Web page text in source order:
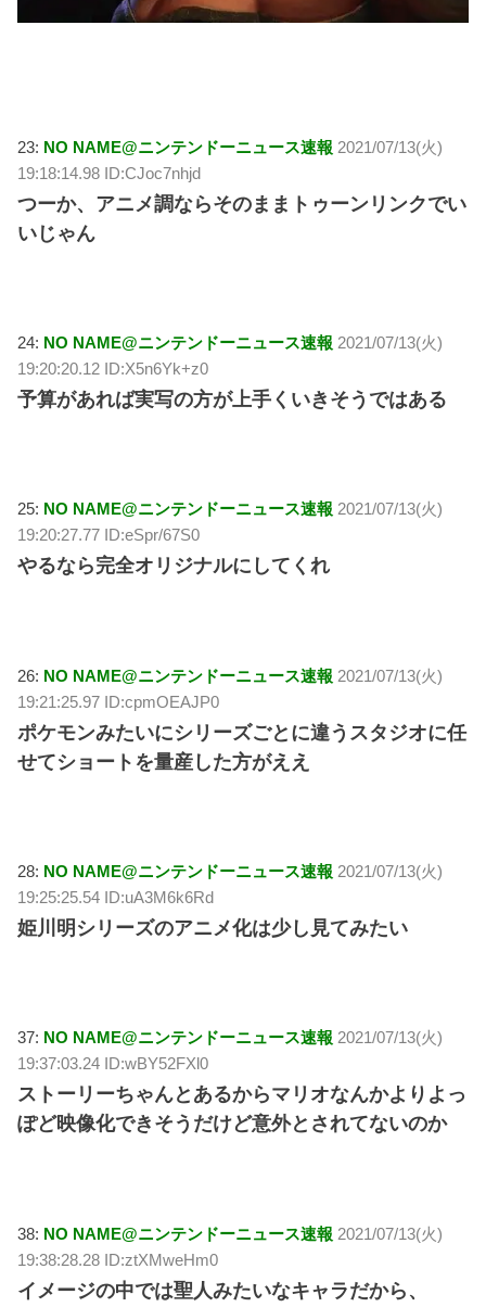
23: NO NAME@ニンテンドーニュース速報 2021/07/13(火)
19:18:14.98 ID:CJoc7nhjd
つーか、アニメ調ならそのままトゥーンリンクでい
いじゃん
24: NO NAME@ニンテンドーニュース速報 2021/07/13(火)
19:20:20.12 ID:X5n6Yk+z0
予算があれば実写の方が上手くいきそうではある
25: NO NAME@ニンテンドーニュース速報 2021/07/13(火)
19:20:27.77 ID:eSpr/67S0
やるなら完全オリジナルにしてくれ
26: NO NAME@ニンテンドーニュース速報 2021/07/13(火)
19:21:25.97 ID:cpmOEAJP0
ポケモンみたいにシリーズごとに違うスタジオに任
せてショートを量産した方がええ
28: NO NAME@ニンテンドーニュース速報 2021/07/13(火)
19:25:25.54 ID:uA3M6k6Rd
姫川明シリーズのアニメ化は少し見てみたい
37: NO NAME@ニンテンドーニュース速報 2021/07/13(火)
19:37:03.24 ID:wBY52FXl0
ストーリーちゃんとあるからマリオなんかよりよっ
ぽど映像化できそうだけど意外とされてないのか
38: NO NAME@ニンテンドーニュース速報 2021/07/13(火)
19:38:28.28 ID:ztXMweHm0
イメージの中では聖人みたいなキャラだから、